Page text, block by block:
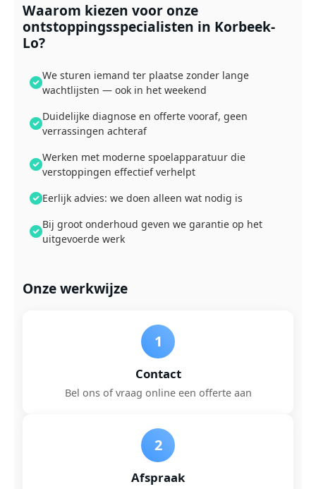
Waarom kiezen voor onze
ontstoppingsspecialisten in Korbeek-
Lo?
We sturen iemand ter plaatse zonder lange
wachtlijsten — ook in het weekend
Duidelijke diagnose en offerte vooraf, geen
verrassingen achteraf
Werken met moderne spoelapparatuur die
verstoppingen effectief verhelpt
Eerlijk advies: we doen alleen wat nodig is
Bij groot onderhoud geven we garantie op het
uitgevoerde werk
Onze werkwijze
1
Contact
Bel ons of vraag online een offerte aan
2
Afspraak